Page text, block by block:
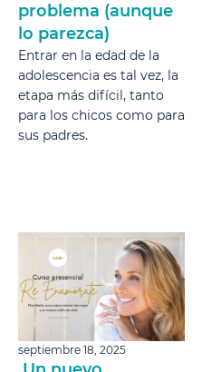
problema (aunque
lo parezca)
Entrar en la edad de la
adolescencia es tal vez, la
etapa más difícil, tanto
para los chicos como para
sus padres.
septiembre 18, 2025